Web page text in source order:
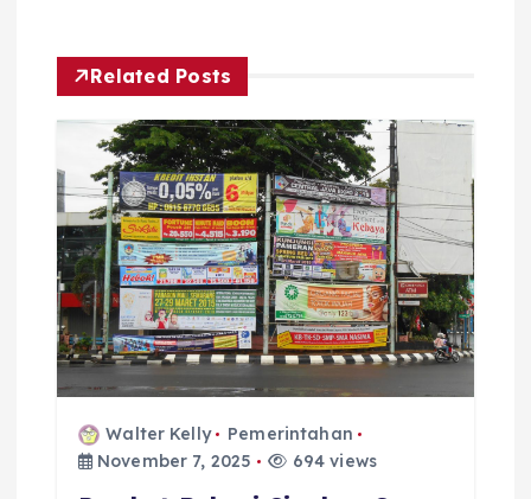
t
n
a
v
g
Related Posts
Walter Kelly
Pemerintahan
November 7, 2025
694 views